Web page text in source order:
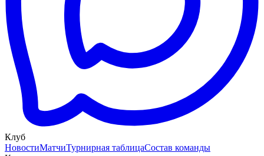
Клуб
НовостиМатчиТурнирная таблицаСостав команды